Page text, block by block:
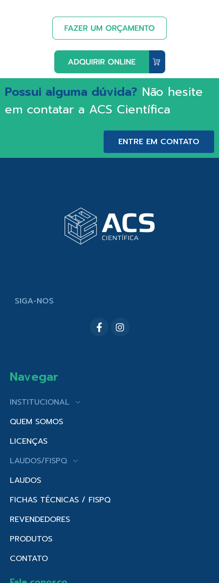
Possui alguma dúvida? Não hesite
em contatar a ACS Científica
ENTRE EM CONTATO
SIGA-NOS
Navegar
INSTITUCIONAL
QUEM SOMOS
LICENÇAS
LAUDOS/FISPQ
LAUDOS
FICHAS TÉCNICAS / FISPQ
REVENDEDORES
PRODUTOS
CONTATO